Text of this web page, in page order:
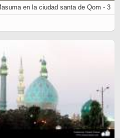
en la ciudad santa de Qom - 3